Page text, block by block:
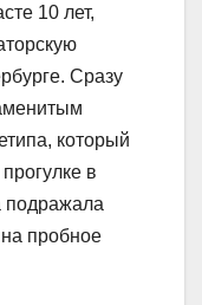
10 лет,
Сразу
который
в
подражала
пробное